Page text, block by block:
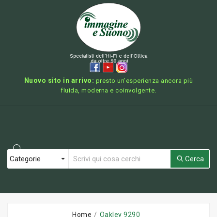
Nuovo sito in arrivo: presto un’esperienza ancora più
fluida, moderna e coinvolgente.
Cerca
Home Oakley 9290